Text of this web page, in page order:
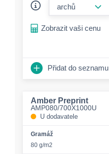
Zobrazit vaši cenu
Přidat do seznamu
Amber Preprint
AMP080/700X1000U
U dodavatele
Gramáž
80 g/m2